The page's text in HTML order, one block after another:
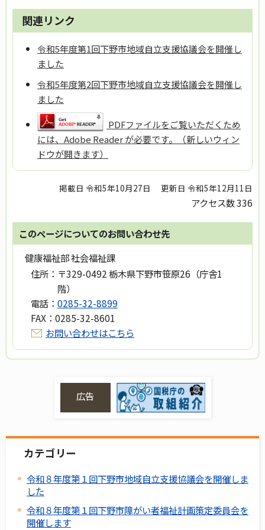
関連リンク
令和5年度第1回下野市地域自立支援協議会を開催し
ました
令和5年度第2回下野市地域自立支援協議会を開催し
ました
PDFファイルをご覧いただくため
には、Adobe Reader が必要です。（新しいウィン
ドウが開きます）
掲載日 令和5年10月27日 更新日 令和5年12月11日
アクセス数336
このページについてのお問い合わせ先
健康福祉部 社会福祉課
住所： 〒329-0492 栃木県下野市笹原26（庁舎1
階）
電話： 0285-32-8899
FAX： 0285-32-8601
お問い合わせはこちら
広告
カテゴリー
令和８年度第１回下野市地域自立支援協議会を開催しま
した
令和８年度第１回下野市障がい者福祉計画策定委員会を
開催します